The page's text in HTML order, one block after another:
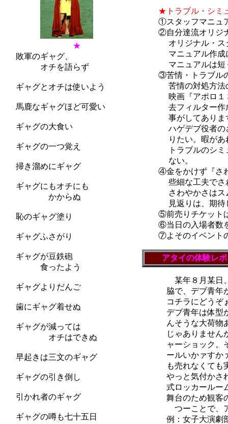
★
敗軍のギャグ、
オチを語らず
ギャグとオチは使いよう
馬鹿なギャグほど可愛い
ギャグの大食い
ギャグの一つ覚え
掃き溜めにギャグ
ギャグにもオチにも
かからぬ
恥のギャグ塗り
ギャグふさがり
ギャグが豆鉄砲
食ったよう
ギャグよりだんご
歯にギャグ着せぬ
ギャグが減っては
オチはできぬ
早起きは三文のギャグ
ギャグの引き倒し
引かれ者のギャグ
ギャグの噂も七十五日
★トラブル・シミ
①スタッフマニュア
②自分達流オリジナ
オリジナル・スタ
マニュアル作成に
マニュアルは短く
③苦情・トラブルの
苦情の対処方法の
映画『アポロ１３
去フィルター作成
事がしてあります
ハゲデブ役者のさ
りたい。暇があれ
トラブルのシミュ
ない。
④金をかけず『さわ
些細な工夫でさわ
さわやかさはスム
見返りは、期待し
⑤前売りチケットは
⑥当日の入場者数を
⑦よそのイベントの
アタイの体験レ
某年８月某日、新
脇で、デブ青年が
コチラにどうぞぉ
デブ青年は体型か
んそうな大荷物あ
じゃありませんか
ャーショック。そ
ールいかァすかァ
も売れなくても実
やっと気付かされ
式ロッカールーム
舞台のため観客の
つーことで、アタ
例：女子大演劇部